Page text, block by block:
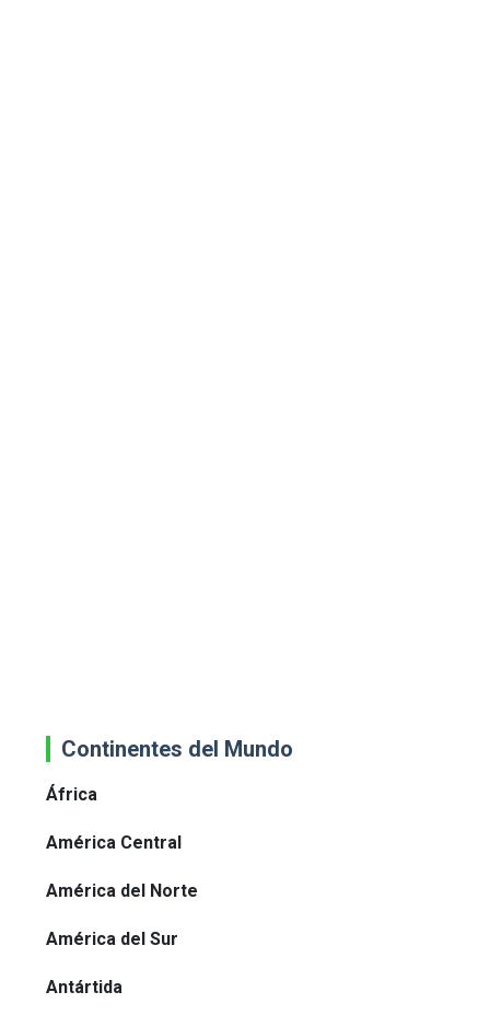
Continentes del Mundo
África
América Central
América del Norte
América del Sur
Antártida